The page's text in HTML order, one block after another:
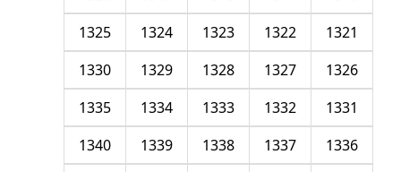
1321
1322
1323
1324
1325
1326
1327
1328
1329
1330
1331
1332
1333
1334
1335
1336
1337
1338
1339
1340